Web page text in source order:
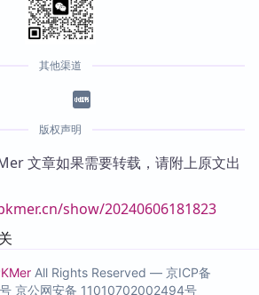
其他渠道
版权声明
文章如果需要转载，请附上原文出
show/20240606181823
All Rights Reserved — 京ICP备
京公网安备 11010702002494号